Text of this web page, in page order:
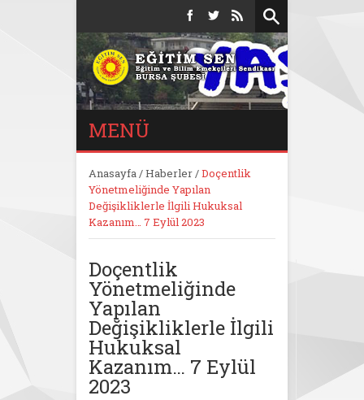
MENÜ
Anasayfa/Haberler/Doçentlik
Yönetmeliğinde Yapılan
Değişikliklerle İlgili Hukuksal
Kazanım… 7 Eylül 2023
Doçentlik
Yönetmeliğinde
Yapılan
Değişikliklerle İlgili
Hukuksal
Kazanım… 7 Eylül
2023